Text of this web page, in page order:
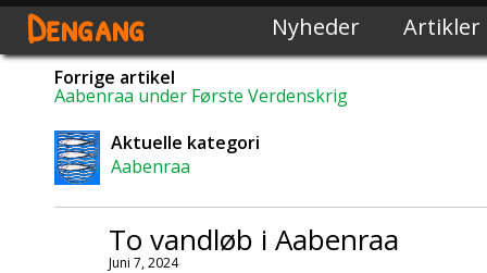
Dengang Nyheder Artikler
Forrige artikel
Aabenraa under Første Verdenskrig
Aktuelle kategori
Aabenraa
To vandløb i Aabenraa
Juni 7, 2024